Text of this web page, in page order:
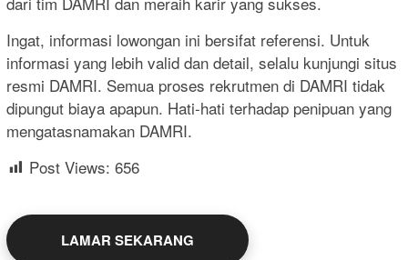
Ingat, informasi lowongan ini bersifat referensi. Untuk
informasi yang lebih valid dan detail, selalu kunjungi situs
resmi DAMRI. Semua proses rekrutmen di DAMRI tidak
dipungut biaya apapun. Hati-hati terhadap penipuan yang
mengatasnamakan DAMRI.
Post Views: 656
LAMAR SEKARANG